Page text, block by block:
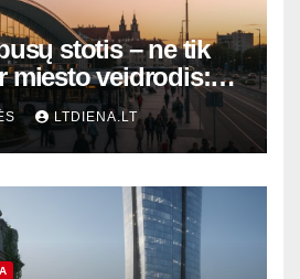
stotis – ne tik
miesto veidrodis:
į laikinąją
LTDIENA.LT